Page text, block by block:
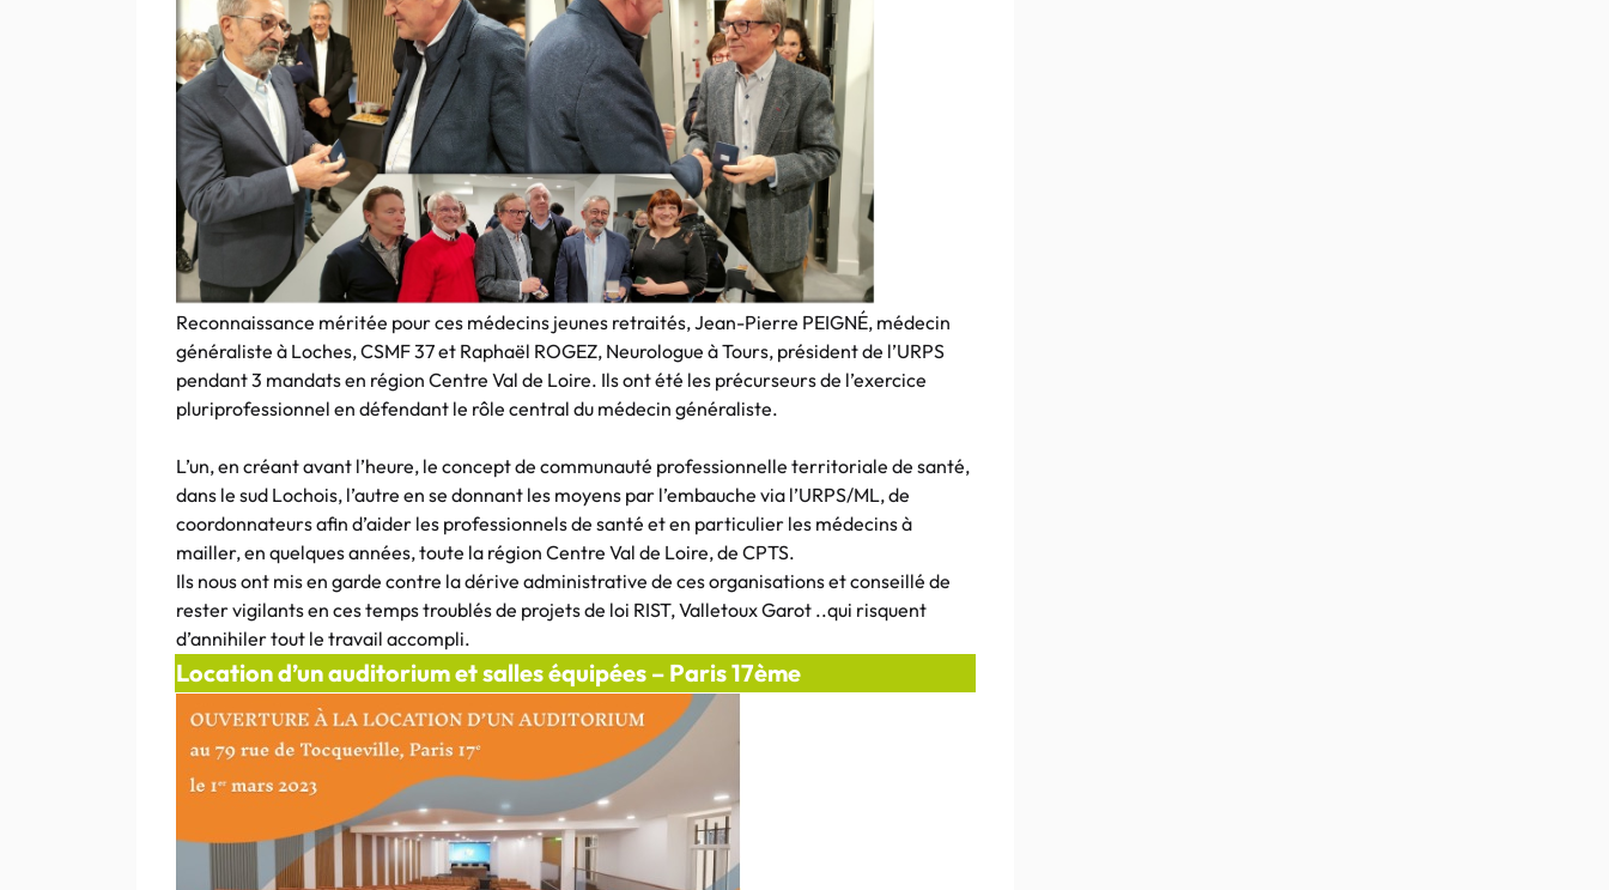
Reconnaissance méritée pour ces médecins jeunes retraités, Jean-Pierre PEIGNÉ, médecin
généraliste à Loches, CSMF 37 et Raphaël ROGEZ, Neurologue à Tours, président de l’URPS
pendant 3 mandats en région Centre Val de Loire. Ils ont été les précurseurs de l’exercice
pluriprofessionnel en défendant le rôle central du médecin généraliste.
L’un, en créant avant l’heure, le concept de communauté professionnelle territoriale de santé,
dans le sud Lochois, l’autre en se donnant les moyens par l’embauche via l’URPS/ML, de
coordonnateurs afin d’aider les professionnels de santé et en particulier les médecins à
mailler, en quelques années, toute la région Centre Val de Loire, de CPTS.
Ils nous ont mis en garde contre la dérive administrative de ces organisations et conseillé de
rester vigilants en ces temps troublés de projets de loi RIST, Valletoux Garot ..qui risquent
d’annihiler tout le travail accompli.
Location d’un auditorium et salles équipées – Paris 17ème